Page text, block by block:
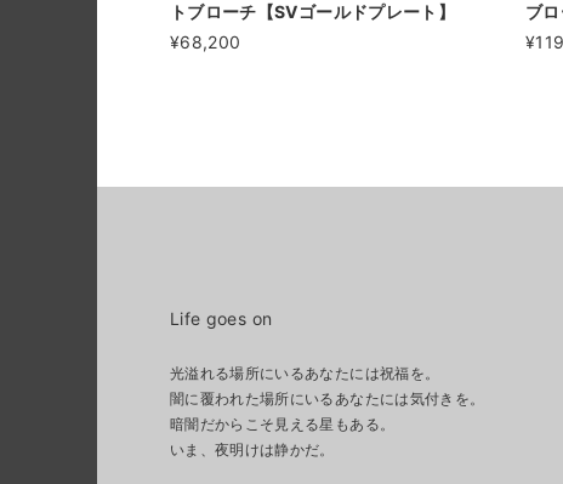
トブローチ【SVゴールドプレート】
¥68,200
ブ
Life goes on
光溢れる場所にいるあなたには祝福を。
闇に覆われた場所にいるあなたには気付きを。
暗闇だからこそ見える星もある。
いま、夜明けは静かだ。